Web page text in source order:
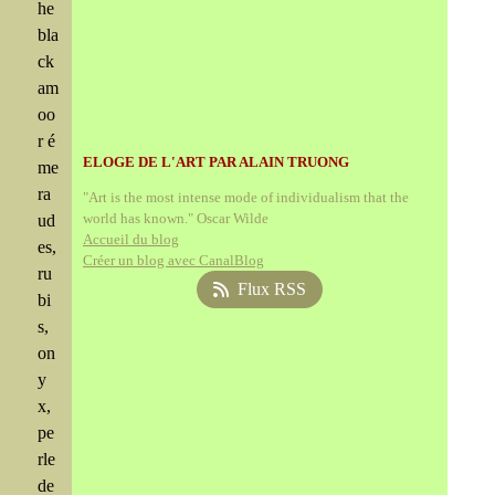
he
bla
ck
am
oo
r é
me
ra
ud
es,
ru
bi
s,
on
y
x,
pe
rle
de
ELOGE DE L'ART PAR ALAIN TRUONG
"Art is the most intense mode of individualism that the
world has known." Oscar Wilde
Accueil du blog
Créer un blog avec CanalBlog
Flux RSS